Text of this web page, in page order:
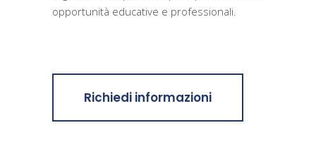
opportunità educative e professionali.
Richiedi informazioni